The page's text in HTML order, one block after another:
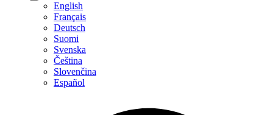
English
Français
Deutsch
Suomi
Svenska
Čeština
Slovenčina
Español